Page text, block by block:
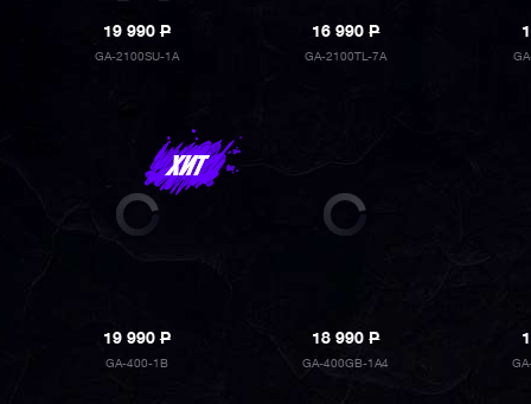
19 990P
GA-2100SU-1A
16 990P
GA-2100TL-7A
19 990P
GA-400-1B
18 990P
GA-400GB-1A4